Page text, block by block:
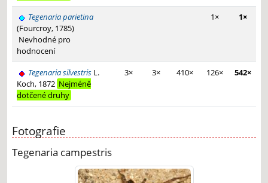
Tegenaria parietina
(Fourcroy, 1785)
Nevhodné pro
hodnocení
1× 1×
Tegenaria silvestris L.
Koch, 1872 Nejméně
dotčené druhy
3× 3× 410× 126× 542×
Fotografie
Tegenaria campestris